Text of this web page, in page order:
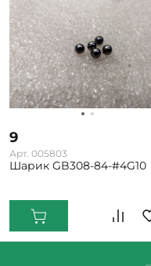
9
Арт. 005803
Шарик GB308-84-#4G10